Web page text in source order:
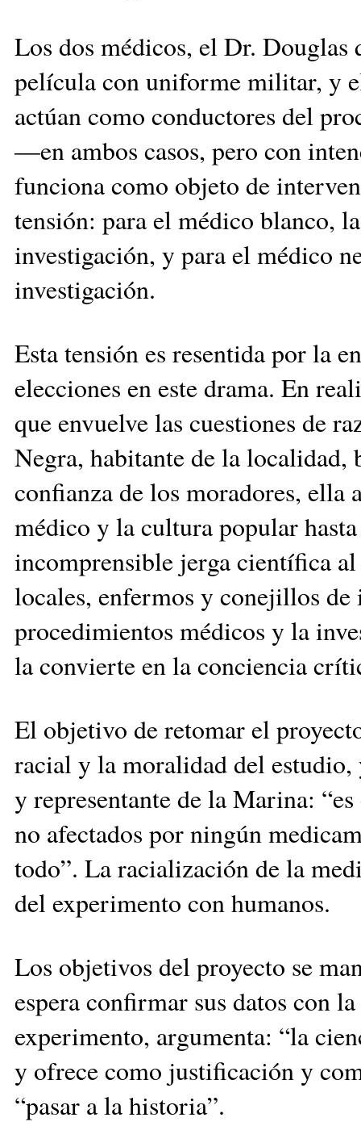
Los dos médicos, el Dr. Douglas
película con uniforme militar, y
actúan como conductores del
—en ambos casos, pero con
funciona como objeto de
tensión: para el médico blanco,
investigación, y para el médico
investigación.
Esta tensión es resentida por la
elecciones en este drama. En
que envuelve las cuestiones de
Negra, habitante de la localidad,
confianza de los moradores, ella
médico y la cultura popular
incomprensible jerga científica
locales, enfermos y conejillos
procedimientos médicos y la
la convierte en la conciencia
El objetivo de retomar el
racial y la moralidad del
y representante de la Marina:
no afectados por ningún
todo”. La racialización de la
del experimento con humanos.
Los objetivos del proyecto se
espera confirmar sus datos con
experimento, argumenta: “la
y ofrece como justificación y
“pasar a la historia”.